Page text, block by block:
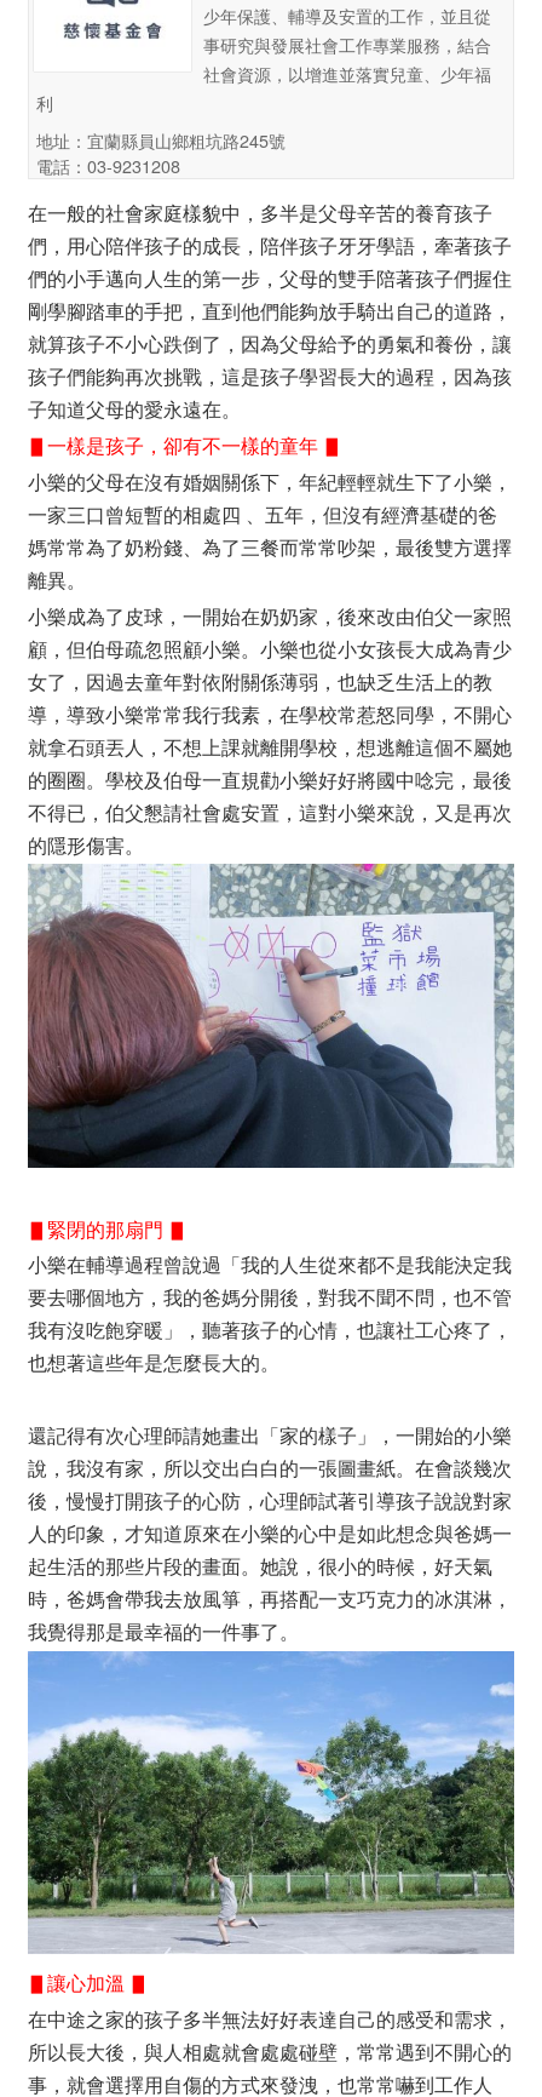
少年保護、輔導及安置的工作，並且從
事研究與發展社會工作專業服務，結合
社會資源，以增進並落實兒童、少年福
利
地址：宜蘭縣員山鄉粗坑路245號
電話：03-9231208
在一般的社會家庭樣貌中，多半是父母辛苦的養育孩子
們，用心陪伴孩子的成長，陪伴孩子牙牙學語，牽著孩子
們的小手邁向人生的第一步，父母的雙手陪著孩子們握住
剛學腳踏車的手把，直到他們能夠放手騎出自己的道路，
就算孩子不小心跌倒了，因為父母給予的勇氣和養份，讓
孩子們能夠再次挑戰，這是孩子學習長大的過程，因為孩
子知道父母的愛永遠在。
▋一樣是孩子，卻有不一樣的童年 ▋
小樂的父母在沒有婚姻關係下，年紀輕輕就生下了小樂，
一家三口曾短暫的相處四 、五年，但沒有經濟基礎的爸
媽常常為了奶粉錢、為了三餐而常常吵架，最後雙方選擇
離異。
小樂成為了皮球，一開始在奶奶家，後來改由伯父一家照
顧，但伯母疏忽照顧小樂。小樂也從小女孩長大成為青少
女了，因過去童年對依附關係薄弱，也缺乏生活上的教
導，導致小樂常常我行我素，在學校常惹怒同學，不開心
就拿石頭丟人，不想上課就離開學校，想逃離這個不屬她
的圈圈。學校及伯母一直規勸小樂好好將國中唸完，最後
不得已，伯父懇請社會處安置，這對小樂來說，又是再次
的隱形傷害。
▋緊閉的那扇門 ▋
小樂在輔導過程曾說過 「我的人生從來都不是我能決定我
要去哪個地方，我的爸媽分開後，對我不聞不問，也不管
我有沒吃飽穿暖」
，聽著孩子的心情，也讓社工心疼了，
也想著這些年是怎麼長大的。
還記得有次心理師請她畫出「家的樣子」，一開始的小樂
說，我沒有家，所以交出白白的一張圖畫紙。在會談幾次
後，慢慢打開孩子的心防，心理師試著引導孩子說說對家
人的印象，才知道原來在小樂的心中是如此想念與爸媽一
起生活的那些片段的畫面。她說，很小的時候，好天氣
時，爸媽會帶我去放風箏，再搭配一支巧克力的冰淇淋，
我覺得那是最幸福的一件事了。
▋讓心加溫 ▋
在中途之家的孩子多半無法好好表達自己的感受和需求 ，
所以長大後，與人相處就會處處碰壁，常常遇到不開心的
事，就會選擇用自傷的方式來發洩，也常常嚇到工作人